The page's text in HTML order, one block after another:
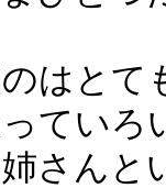
はとて
ていろ
さん